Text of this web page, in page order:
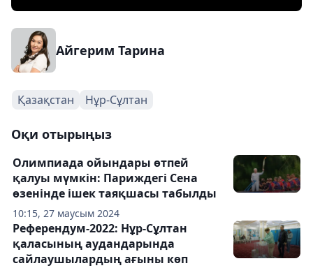
Айгерим Тарина
Қазақстан Нұр-Сұлтан
Оқи отырыңыз
10:15, 27 маусым 2024
Олимпиада ойындары өтпей
қалуы мүмкін: Париждегі Сена
өзенінде ішек таяқшасы табылды
Референдум-2022: Нұр-Сұлтан
қаласының аудандарында
сайлаушылардың ағыны көп